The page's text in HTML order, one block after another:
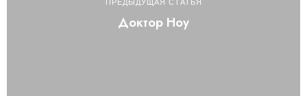
ПРЕДЫДУЩАЯ СТАТЬЯ
Доктор Ноу